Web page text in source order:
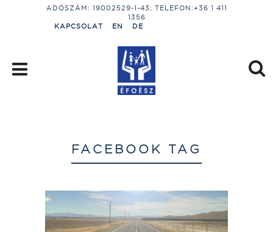
ADÓSZÁM: 19002529-1-43; TELEFON:+36 1 411
1356
KAPCSOLAT
EN DE
FACEBOOK TAG